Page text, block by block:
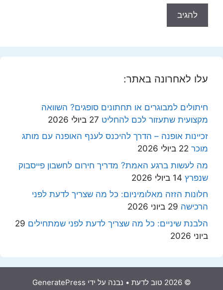
עלו לאחרונה באתר:
חיתולים למבוגרים או תחתונים סופגים? השוואה
מקצועית שתעזור לכם להחליט 27 ביולי 2026
זכיינות אופנה – הדרך להיכנס לענף האופנה עם מותג
מוכר 22 ביולי 2026
מה לעשות ברגע האמת? מדריך חירום לחשבון פייסבוק
שנפרץ 14 ביולי 2026
חלונות הזזה מאלומיניום: כל מה שצריך לדעת לפני
הרכישה 29 ביוני 2026
הלבנת שיניים: כל מה שצריך לדעת לפני שמתחילים 29
ביוני 2026
© 2026 טוב לדעת • נבנה על ידי GeneratePress